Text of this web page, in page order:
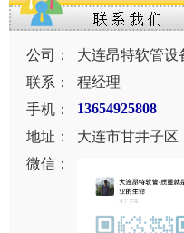
公司：
大连昂特软管设
联系：
程经理
手机：
13654925808
地址：
大连市甘井子区
微信：